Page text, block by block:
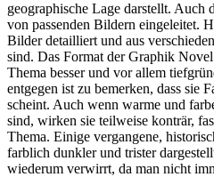
geographische Lage darstellt. Auch
von passenden Bildern eingeleitet.
Bilder detailliert und aus
sind. Das Format der Graphik
Thema besser und vor allem
entgegen ist zu bemerken, dass sie
scheint. Auch wenn warme und
sind, wirken sie teilweise konträr,
Thema. Einige vergangene,
farblich dunkler und trister
wiederum verwirrt, da man nicht